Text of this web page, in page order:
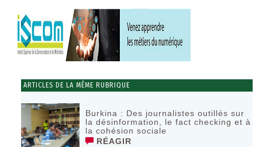
ARTICLES DE LA MÊME RUBRIQUE
Burkina : Des journalistes outillés sur
la désinformation, le fact checking et à
la cohésion sociale
RÉAGIR